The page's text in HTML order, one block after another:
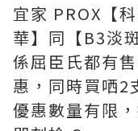
宜家 PROX【
華】同【B3淡
係屈臣氏都有
惠，同時買哂2
優惠數量有限